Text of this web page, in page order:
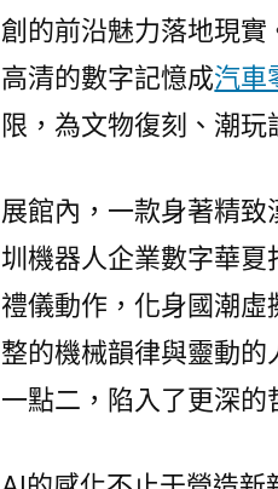
創的前沿魅力落地現實
高清的數字記憶成汽車
限，為文物復刻、潮玩
展館內，一款身著精致
圳機器人企業數字華
禮儀動作，化身國潮
整的機械韻律與靈動
一點二，陷入了更深的